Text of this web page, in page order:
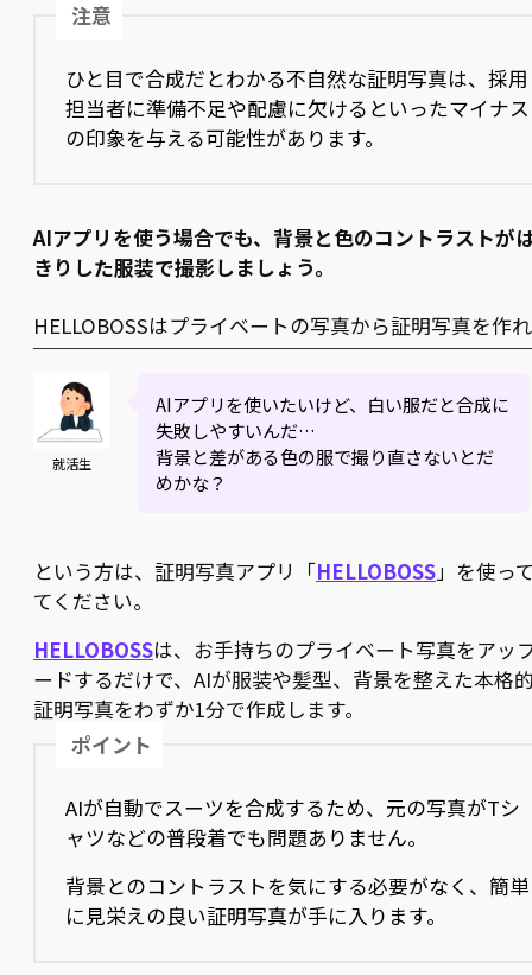
注意
ひと目で合成だとわかる不自然な証明写真は、採用
担当者に準備不足や配慮に欠けるといったマイナス
の印象を与える可能性があります。
AIアプリを使う場合でも、背景と色のコントラストが
きりした服装で撮影しましょう。
HELLOBOSSはプライベートの写真から証明写真を作
就活生
AIアプリを使いたいけど、白い服だと合成に
失敗しやすいんだ…
背景と差がある色の服で撮り直さないとだ
めかな？
という方は、証明写真アプリ「HELLOBOSS」を使っ
てください。
HELLOBOSSは、お手持ちのプライベート写真をアッ
ードするだけで、AIが服装や髪型、背景を整えた本格
証明写真をわずか1分で作成します。
ポイント
AIが自動でスーツを合成するため、元の写真がTシ
ャツなどの普段着でも問題ありません。
背景とのコントラストを気にする必要がなく、簡単
に見栄えの良い証明写真が手に入ります。